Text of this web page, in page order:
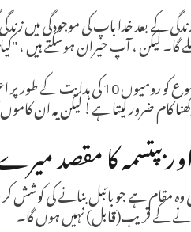
کے بعد خدا باپ کی موجودگی میں
ملے گا۔ لیکن ، آپ حیران ہوسکتے ہیں
یقینا یہ کام ہے۔ خداوند
کام ضرور لیتا ہے! لیکن یہ ان
بپتسمہ کا مقصد
وہ مقام ہے جو بائبل بنانے کی
کے قریب(قابل) نہیں ہوں گا۔